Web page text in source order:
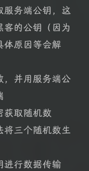
服务端公钥，这
的公钥（因为
体原因等会解
，并用服务端公
获取随机数
将三个随机数生
进行数据传输